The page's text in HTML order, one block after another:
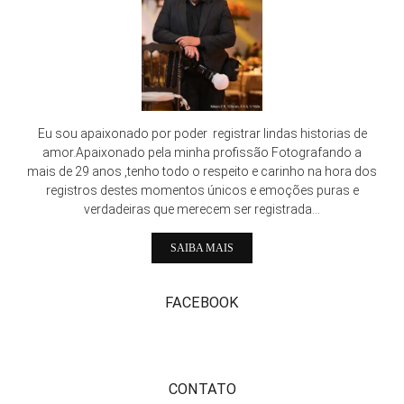
Eu sou apaixonado por poder registrar lindas historias de
amor.Apaixonado pela minha profissão Fotografando a
mais de 29 anos ,tenho todo o respeito e carinho na hora dos
registros destes momentos únicos e emoções puras e
verdadeiras que merecem ser registrada...
SAIBA MAIS
FACEBOOK
CONTATO